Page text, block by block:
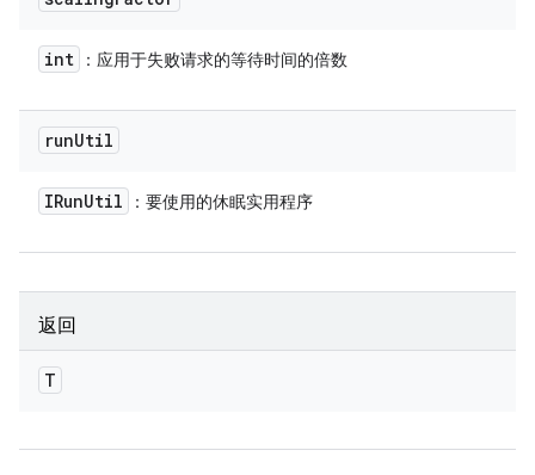
int ：应用于失败请求的等待时间的倍数
runUtil
IRunUtil ：要使用的休眠实用程序
返回
T